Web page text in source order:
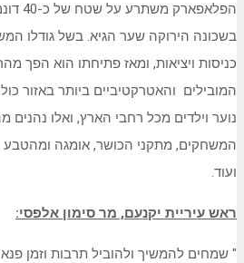
בשכונה הירוקה שער הגיא. בשל גודלו
כניסות ויציאות, ומאז פתיחתו הוא הפך
המובילים והאטרקטיביים ביותר באזור
נוער וילדים מכל רחבי הארץ, ואלו
המשחקים, מתקני הכושר, אומגה ומהטבע
ועוד.
ראש עיריית יקנעם, מר סימון אלפסי:
" שמחים להמשיך ולהוביל תרבות וזמן